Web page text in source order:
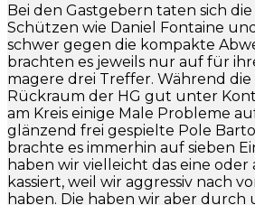
Bei den Gastgebern taten sich
Schützen wie Daniel Fontaine
schwer gegen die kompakte
brachten es jeweils nur auf für
magere drei Treffer. Während
Rückraum der HG gut unter
am Kreis einige Male Probleme
glänzend frei gespielte Pole
brachte es immerhin auf sieben
haben wir vielleicht das eine oder
kassiert, weil wir aggressiv nach
haben. Die haben wir aber durch